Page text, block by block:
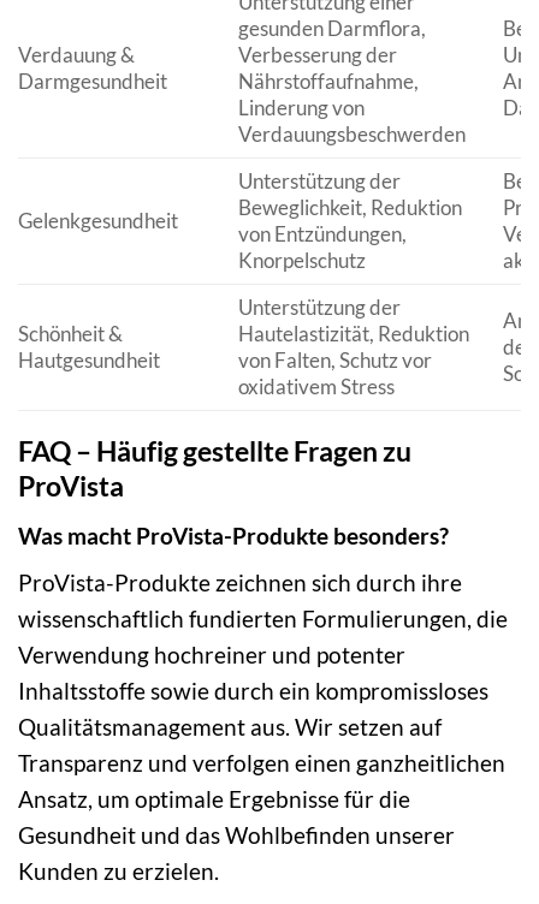
Verdauung &
Darmgesundheit
gesunden Darmflora,
Verbesserung der
Nährstoffaufnahme,
Linderung von
Verdauungsbeschwerden
Bei
Gelenkgesundheit
Unterstützung der
Beweglichkeit, Reduktion
von Entzündungen,
Knorpelschutz
Bei
Schönheit &
Hautgesundheit
Unterstützung der
Hautelastizität, Reduktion
von Falten, Schutz vor
oxidativem Stress
FAQ – Häufig gestellte Fragen zu
ProVista
Was macht ProVista-Produkte besonders?
ProVista-Produkte zeichnen sich durch ihre
wissenschaftlich fundierten Formulierungen, die
Verwendung hochreiner und potenter
Inhaltsstoffe sowie durch ein kompromissloses
Qualitätsmanagement aus. Wir setzen auf
Transparenz und verfolgen einen ganzheitlichen
Ansatz, um optimale Ergebnisse für die
Gesundheit und das Wohlbefinden unserer
Kunden zu erzielen.